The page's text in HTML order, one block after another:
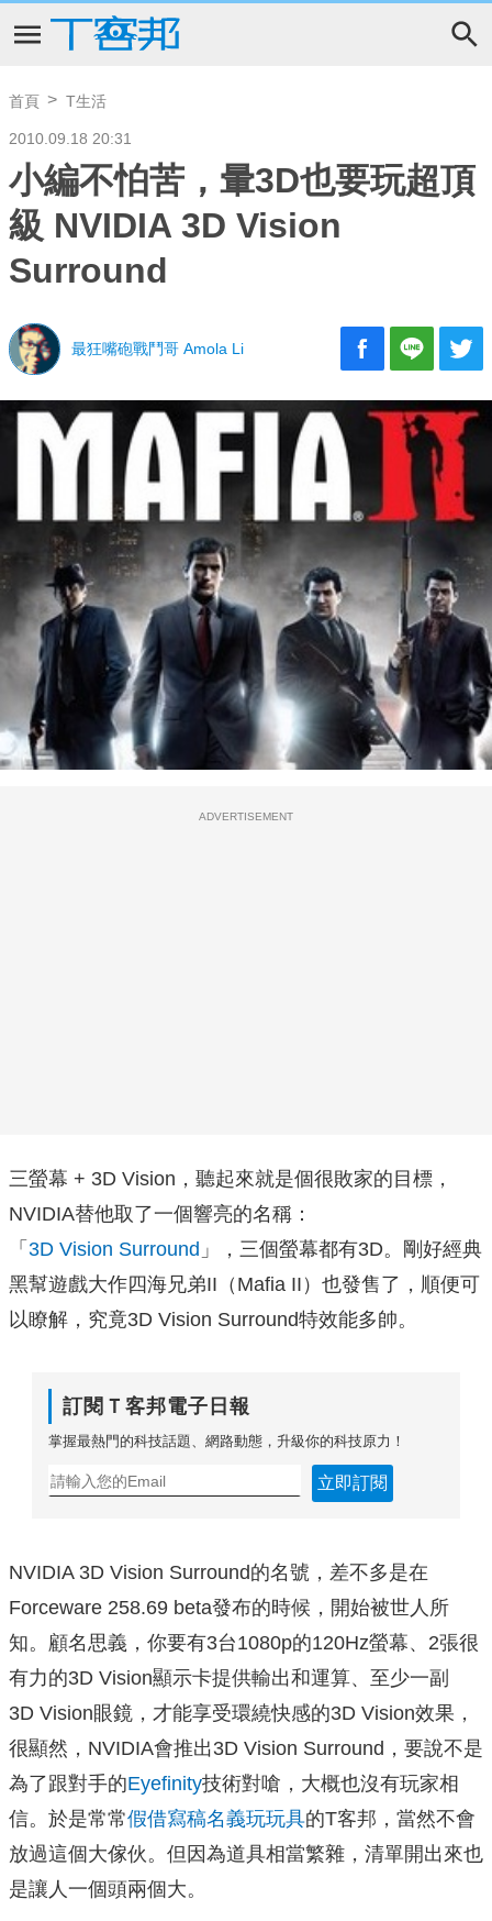
首頁 T生活
2010.09.18 20:31
小編不怕苦，暈3D也要玩超頂
級 NVIDIA 3D Vision
Surround
最狂嘴砲戰鬥哥 Amola Li
ADVERTISEMENT
三螢幕 + 3D Vision，聽起來就是個很敗家的目標，
NVIDIA替他取了一個響亮的名稱：
「 3D Vision Surround 」，三個螢幕都有3D。剛好經典
黑幫遊戲大作四海兄弟II（Mafia II）也發售了，順便可
以瞭解，究竟3D Vision Surround特效能多帥。
訂閱Ｔ客邦電子日報
掌握最熱門的科技話題、網路動態，升級你的科技原力！
立即訂閱
NVIDIA 3D Vision Surround的名號，差不多是在
Forceware 258.69 beta發布的時候，開始被世人所
知。顧名思義，你要有3台1080p的120Hz螢幕、2張很
有力的3D Vision顯示卡提供輸出和運算、至少一副
3D Vision眼鏡，才能享受環繞快感的3D Vision效果，
很顯然，NVIDIA會推出3D Vision Surround，要說不是
為了跟對手的Eyefinity技術對嗆，大概也沒有玩家相
信。於是常常假借寫稿名義玩玩具的T客邦，當然不會
放過這個大傢伙。但因為道具相當繁雜，清單開出來也
是讓人一個頭兩個大。